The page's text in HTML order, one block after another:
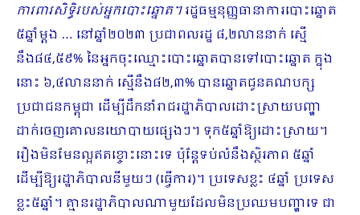
ការពារសិទ្ធិរបស់អ្នកបោះឆ្នោត។រដ្ឋធម្មនុញ្ញធានាការបោះឆ្នោត
៥ឆ្នាំម្ដង … នៅឆ្នាំ២០២៣ ប្រជាពលរដ្ឋ ៨,២លាននាក់ ស្មើ
នឹង៨៤,៥៩% នៃអ្នកចុះឈ្មោះបោះឆ្នោតបានទៅបោះឆ្នោត ក្នុង
នោះ ៦,៤លាននាក់ ស្មើនឹង៨២,៣% បានឆ្នោតជូនគណបក្ស
ប្រជាជនកម្ពុជា ដើម្បីដឹកនាំរាជរដ្ឋាភិបាលដោះស្រាយបញ្ហា
ដាក់ចេញគោលនយោបាយផ្សេងៗ។ ទុក៥ឆ្នាំឱ្យដោះស្រាយ។
រឿងមិនមែនល្អឥតខ្ចោះនោះទេ ប៉ុន្តែទប់លំនឹងស្ថិរភាព ៥ឆ្នាំ
ដើម្បីឱ្យរដ្ឋាភិបាលនីមួយៗ (ធ្វើការ)។ ប្រទេសខ្លះ ៤ឆ្នាំ ប្រទេស
ខ្លះ៥ឆ្នាំ។ គ្មានរដ្ឋាភិបាលណាមួយដែលមិនប្រឈមបញ្ហាទេ ជា